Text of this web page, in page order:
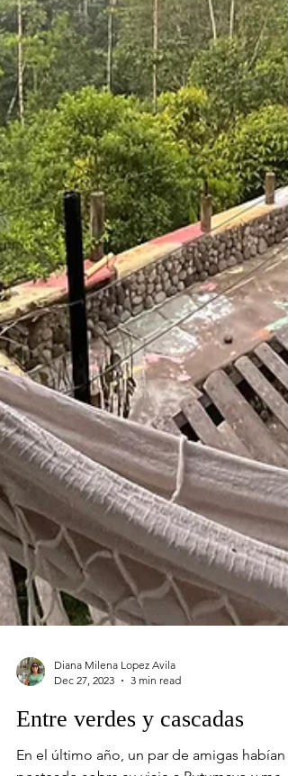
Diana Milena Lopez Avila
Dec 27, 2023
3 min read
Entre verdes y cascadas